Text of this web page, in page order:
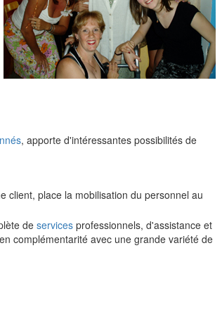
, apporte d'intéressantes possibilités de
client, place la mobilisation du personnel au
deservices professionnels, d'assistance et
complémentarité avec une grande variété de